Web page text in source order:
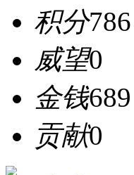
积分786
威望0
金钱689
贡献0